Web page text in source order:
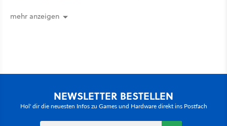
mehr anzeigen
NEWSLETTER BESTELLEN
Hol' dir die neuesten Infos zu Games und Hardware direkt ins Postfach